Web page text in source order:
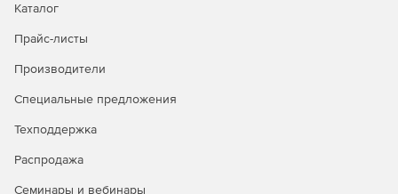
Каталог
Прайс-листы
Производители
Специальные предложения
Техподдержка
Распродажа
Семинары и вебинары